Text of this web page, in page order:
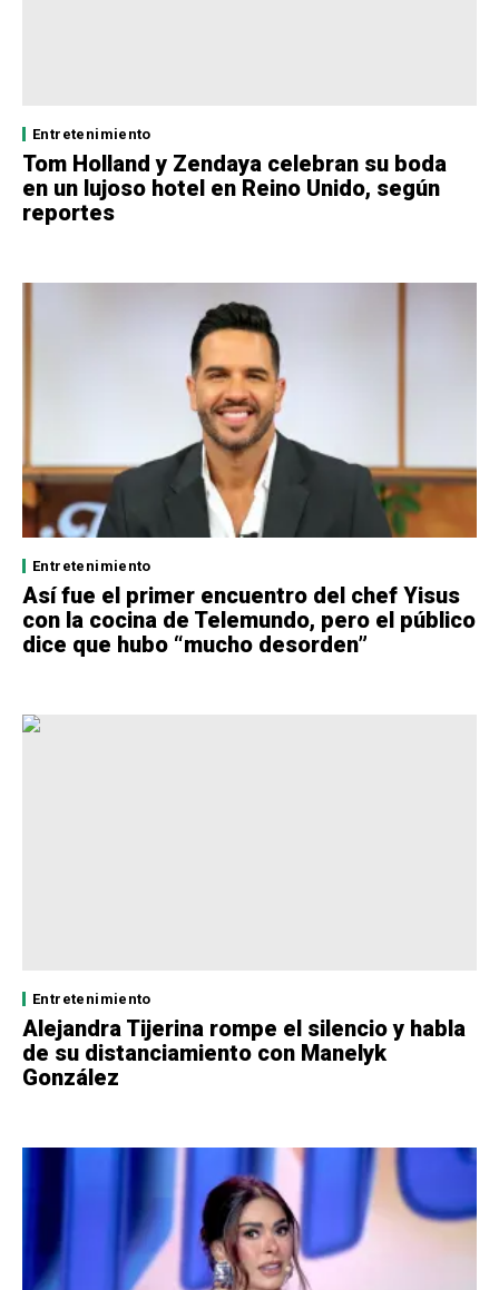
Entretenimiento
Tom Holland y Zendaya celebran su boda
en un lujoso hotel en Reino Unido, según
reportes
Entretenimiento
Así fue el primer encuentro del chef Yisus
con la cocina de Telemundo, pero el público
dice que hubo “mucho desorden”
Entretenimiento
Alejandra Tijerina rompe el silencio y habla
de su distanciamiento con Manelyk
González